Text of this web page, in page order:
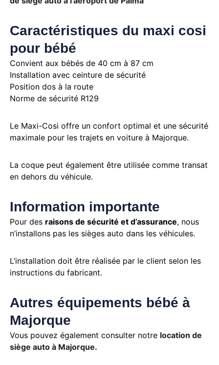
Caractéristiques du maxi cosi
pour bébé
Convient aux bébés de 40 cm à 87 cm
Installation avec ceinture de sécurité
Position dos à la route
Norme de sécurité R129
Le Maxi-Cosi offre un confort optimal et une sécurité
maximale pour les trajets en voiture à Majorque.
La coque peut également être utilisée comme transat
en dehors du véhicule.
Information importante
Pour des raisons de sécurité et d’assurance, nous
n’installons pas les sièges auto dans les véhicules.
L’installation doit être réalisée par le client selon les
instructions du fabricant.
Autres équipements bébé à
Majorque
Vous pouvez également consulter notre location de
siège auto à Majorque.